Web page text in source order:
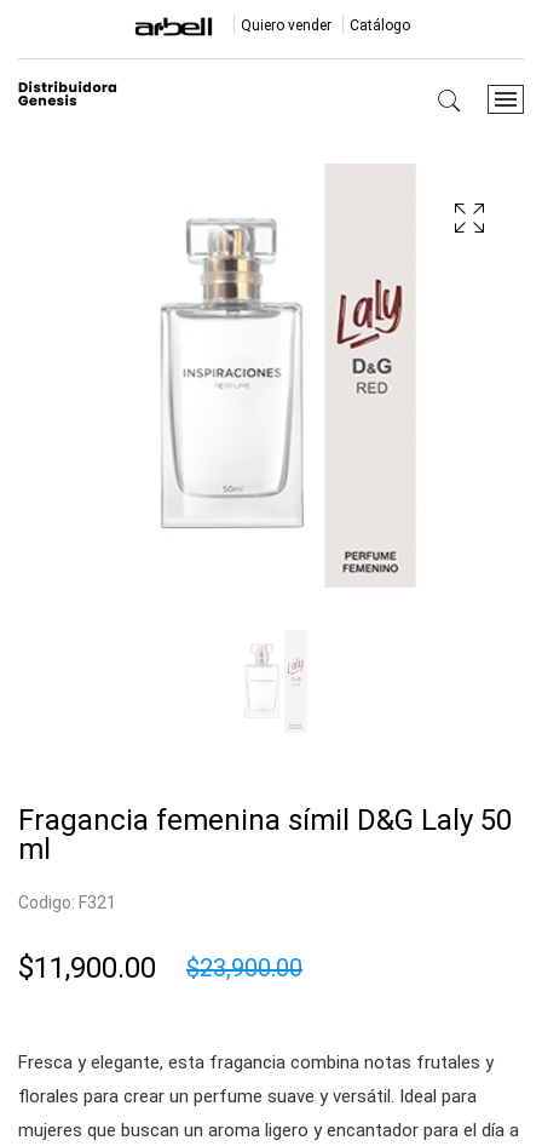
Quiero vender Catálogo
Fragancia femenina símil D&G Laly 50
ml
Codigo: F321
$11,900.00 $23,900.00
Fresca y elegante, esta fragancia combina notas frutales y
florales para crear un perfume suave y versátil. Ideal para
mujeres que buscan un aroma ligero y encantador para el día a